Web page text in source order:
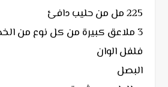
225 مل من حليب دافئ
3 ملاعق كبيرة من كل نوع من الخضراوات
فلفل الوان
البصل